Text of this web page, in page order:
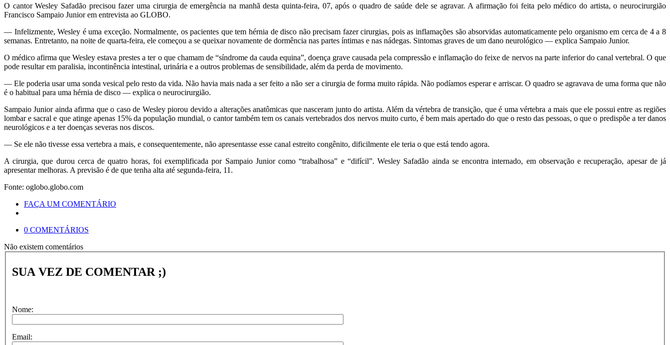
O cantor Wesley Safadão precisou fazer uma cirurgia de emergência na manhã desta quinta-feira, 07, após o quadro de saúde dele se agravar. A afirmação foi feita pelo médico do artista, o neurocirurgião
Francisco Sampaio Junior em entrevista ao GLOBO.
— Infelizmente, Wesley é uma exceção. Normalmente, os pacientes que tem hérnia de disco não precisam fazer cirurgias, pois as inflamações são absorvidas automaticamente pelo organismo em cerca de 4 a 8
semanas. Entretanto, na noite de quarta-feira, ele começou a se queixar novamente de dormência nas partes íntimas e nas nádegas. Sintomas graves de um dano neurológico — explica Sampaio Junior.
O médico afirma que Wesley estava prestes a ter o que chamam de “síndrome da cauda equina”, doença grave causada pela compressão e inflamação do feixe de nervos na parte inferior do canal vertebral. O que
pode resultar em paralisia, incontinência intestinal, urinária e a outros problemas de sensibilidade, além da perda de movimento.
— Ele poderia usar uma sonda vesical pelo resto da vida. Não havia mais nada a ser feito a não ser a cirurgia de forma muito rápida. Não podíamos esperar e arriscar. O quadro se agravava de uma forma que não
é o habitual para uma hérnia de disco — explica o neurocirurgião.
Sampaio Junior ainda afirma que o caso de Wesley piorou devido a alterações anatômicas que nasceram junto do artista. Além da vértebra de transição, que é uma vértebra a mais que ele possui entre as regiões
lombar e sacral e que atinge apenas 15% da população mundial, o cantor também tem os canais vertebrados dos nervos muito curto, é bem mais apertado do que o resto das pessoas, o que o predispõe a ter danos
neurológicos e a ter doenças severas nos discos.
— Se ele não tivesse essa vertebra a mais, e consequentemente, não apresentasse esse canal estreito congênito, dificilmente ele teria o que está tendo agora.
A cirurgia, que durou cerca de quatro horas, foi exemplificada por Sampaio Junior como “trabalhosa” e “difícil”. Wesley Safadão ainda se encontra internado, em observação e recuperação, apesar de já
apresentar melhoras. A previsão é de que tenha alta até segunda-feira, 11.
Fonte: oglobo.globo.com
FAÇA UM COMENTÁRIO
0 COMENTÁRIOS
Não existem comentários
SUA VEZ DE COMENTAR ;)
Nome:
Email: